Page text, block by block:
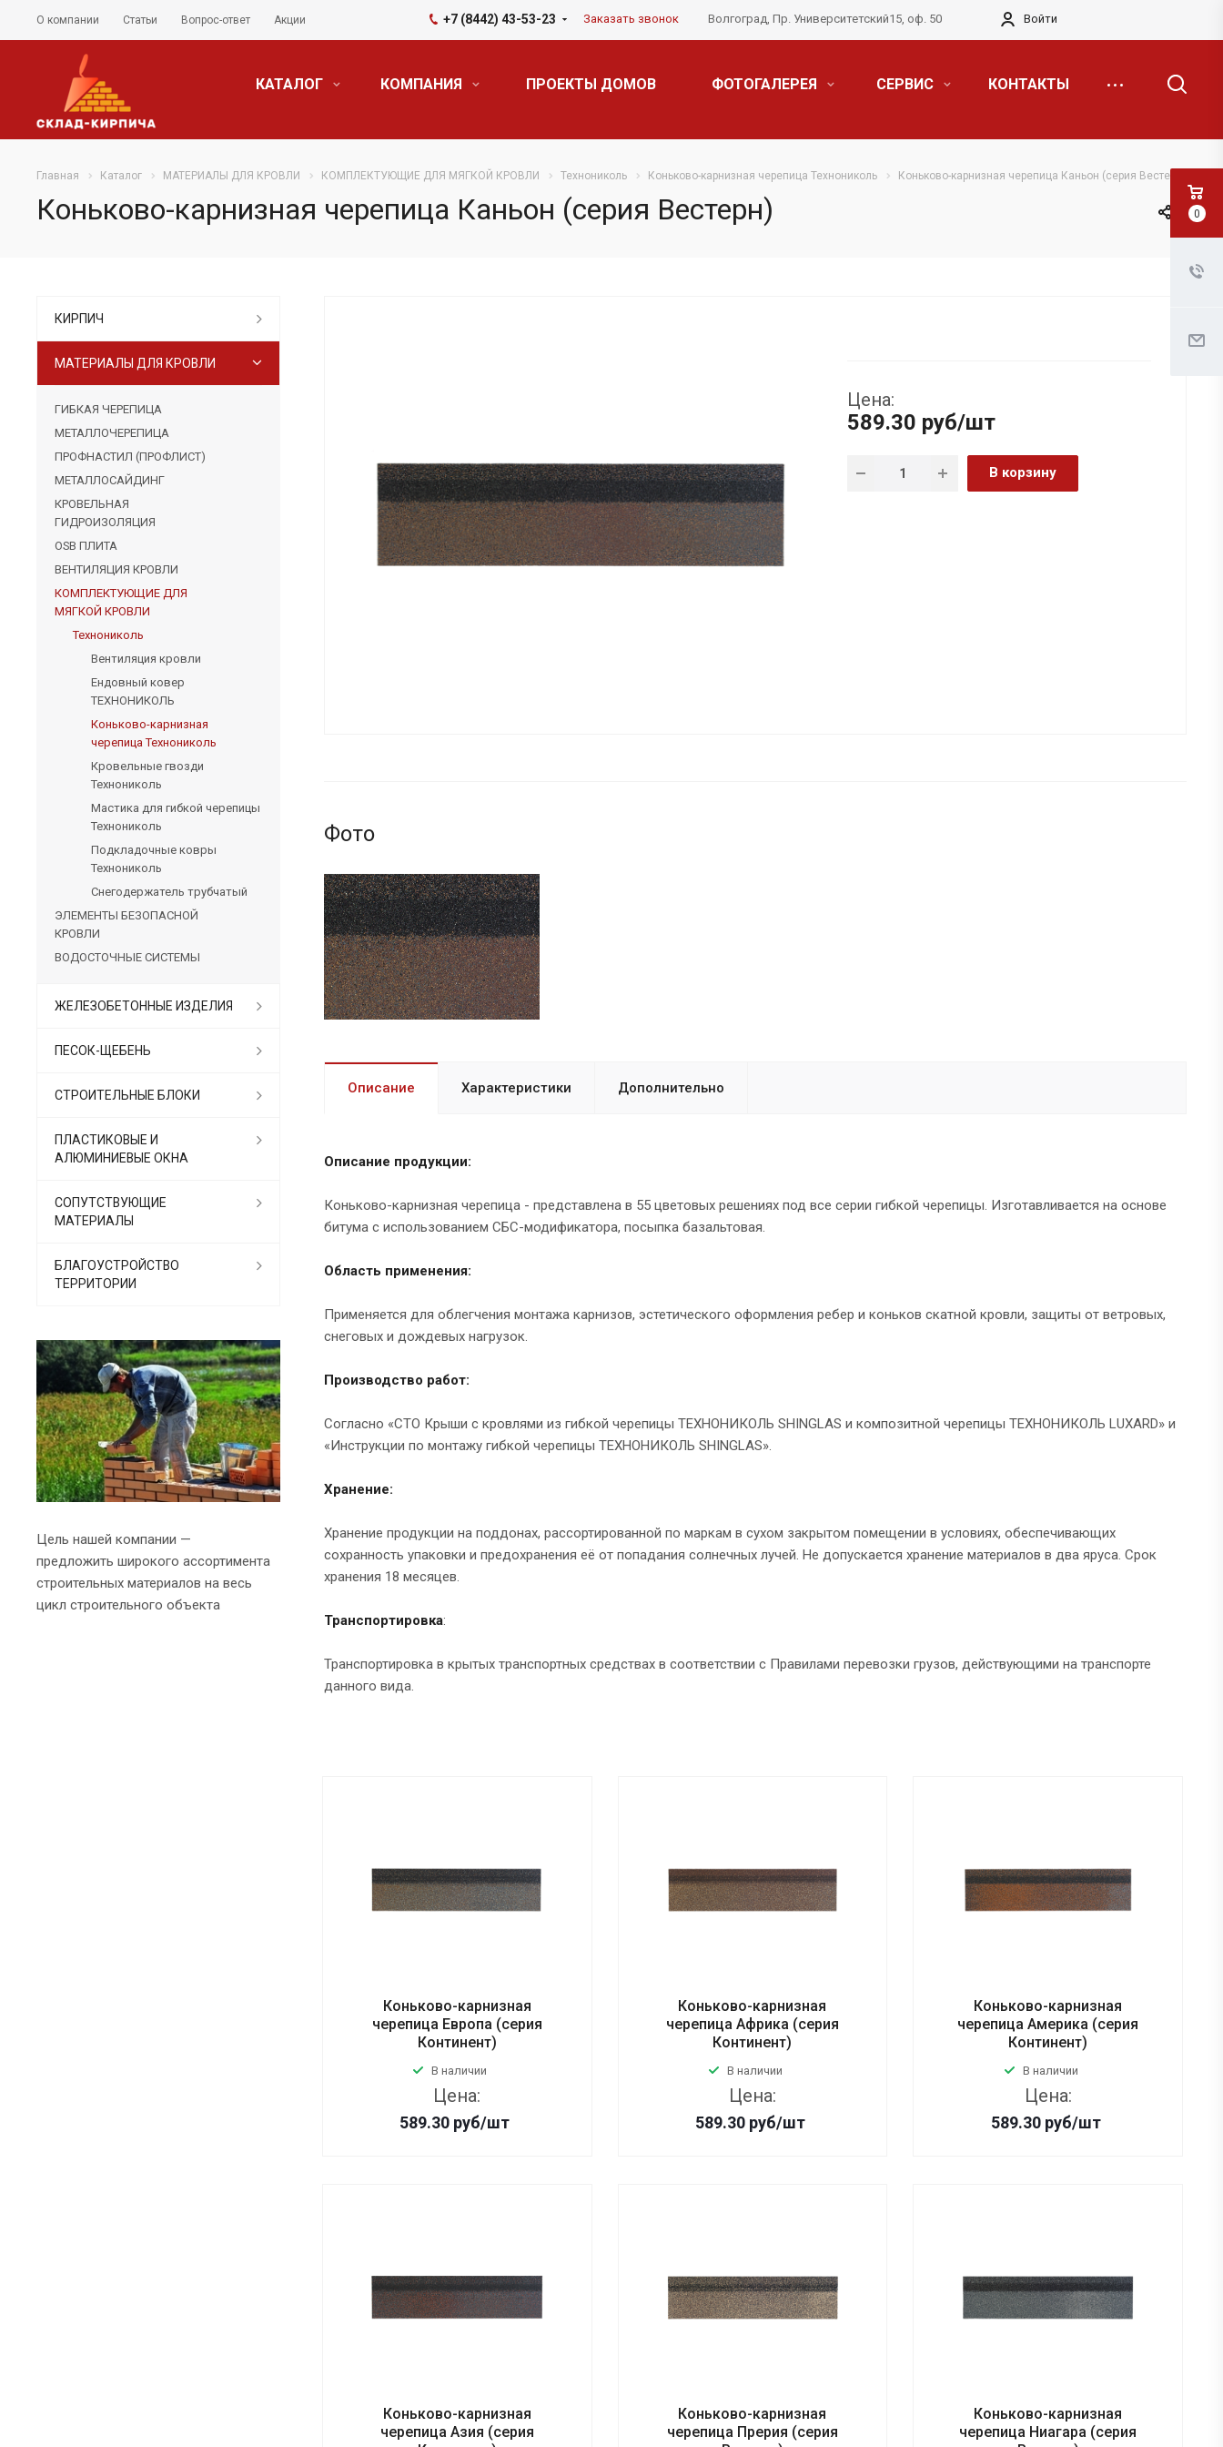
О компании Статьи Вопрос-ответ Акции +7 (8442) 43-53-23 Заказать звонок Волгоград, Пр. Университетский15, оф. 50 Войти
КАТАЛОГ КОМПАНИЯ ПРОЕКТЫ ДОМОВ ФОТОГАЛЕРЕЯ СЕРВИС КОНТАКТЫ
Главная Каталог МАТЕРИАЛЫ ДЛЯ КРОВЛИ КОМПЛЕКТУЮЩИЕ ДЛЯ МЯГКОЙ КРОВЛИ Технониколь Коньково-карнизная черепица Технониколь Коньково-карнизная черепица Каньон (серия Вестерн)
Коньково-карнизная черепица Каньон (серия Вестерн)
Цена:
589.30 руб/шт
В корзину
Фото
Описание Характеристики Дополнительно
Описание продукции:
Коньково-карнизная черепица - представлена в 55 цветовых решениях под все серии гибкой черепицы. Изготавливается на основе
битума с использованием СБС-модификатора, посыпка базальтовая.
Область применения:
Применяется для облегчения монтажа карнизов, эстетического оформления ребер и коньков скатной кровли, защиты от ветровых,
снеговых и дождевых нагрузок.
Производство работ:
Согласно «СТО Крыши с кровлями из гибкой черепицы ТЕХНОНИКОЛЬ SHINGLAS и композитной черепицы ТЕХНОНИКОЛЬ LUXARD» и
«Инструкции по монтажу гибкой черепицы ТЕХНОНИКОЛЬ SHINGLAS».
Хранение:
Хранение продукции на поддонах, рассортированной по маркам в сухом закрытом помещении в условиях, обеспечивающих
сохранность упаковки и предохранения её от попадания солнечных лучей. Не допускается хранение материалов в два яруса. Срок
хранения 18 месяцев.
Транспортировка:
Транспортировка в крытых транспортных средствах в соответствии с Правилами перевозки грузов, действующими на транспорте
данного вида.
Коньково-карнизная
черепица Европа (серия
Континент)
В наличии
Цена:
589.30 руб/шт
Коньково-карнизная
черепица Африка (серия
Континент)
В наличии
Цена:
589.30 руб/шт
Коньково-карнизная
черепица Америка (серия
Континент)
В наличии
Цена:
589.30 руб/шт
Коньково-карнизная
черепица Азия (серия
Коньково-карнизная
черепица Прерия (серия
Коньково-карнизная
черепица Ниагара (серия
КИРПИЧ
МАТЕРИАЛЫ ДЛЯ КРОВЛИ
ГИБКАЯ ЧЕРЕПИЦА
МЕТАЛЛОЧЕРЕПИЦА
ПРОФНАСТИЛ (ПРОФЛИСТ)
МЕТАЛЛОСАЙДИНГ
КРОВЕЛЬНАЯ
ГИДРОИЗОЛЯЦИЯ
OSB ПЛИТА
ВЕНТИЛЯЦИЯ КРОВЛИ
КОМПЛЕКТУЮЩИЕ ДЛЯ
МЯГКОЙ КРОВЛИ
Технониколь
Вентиляция кровли
Ендовный ковер
ТЕХНОНИКОЛЬ
Коньково-карнизная
черепица Технониколь
Кровельные гвозди
Технониколь
Мастика для гибкой черепицы
Технониколь
Подкладочные ковры
Технониколь
Снегодержатель трубчатый
ЭЛЕМЕНТЫ БЕЗОПАСНОЙ
КРОВЛИ
ВОДОСТОЧНЫЕ СИСТЕМЫ
ЖЕЛЕЗОБЕТОННЫЕ ИЗДЕЛИЯ
ПЕСОК-ЩЕБЕНЬ
СТРОИТЕЛЬНЫЕ БЛОКИ
ПЛАСТИКОВЫЕ И
АЛЮМИНИЕВЫЕ ОКНА
СОПУТСТВУЮЩИЕ
МАТЕРИАЛЫ
БЛАГОУСТРОЙСТВО
ТЕРРИТОРИИ
Цель нашей компании —
предложить широкого ассортимента
строительных материалов на весь
цикл строительного объекта
0